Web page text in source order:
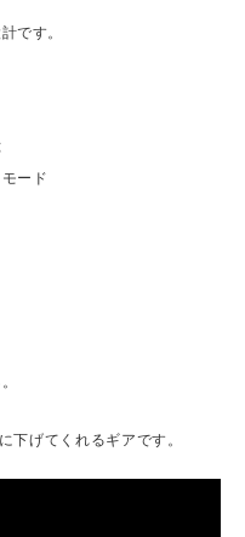
です。
ード
げてくれるギアです。